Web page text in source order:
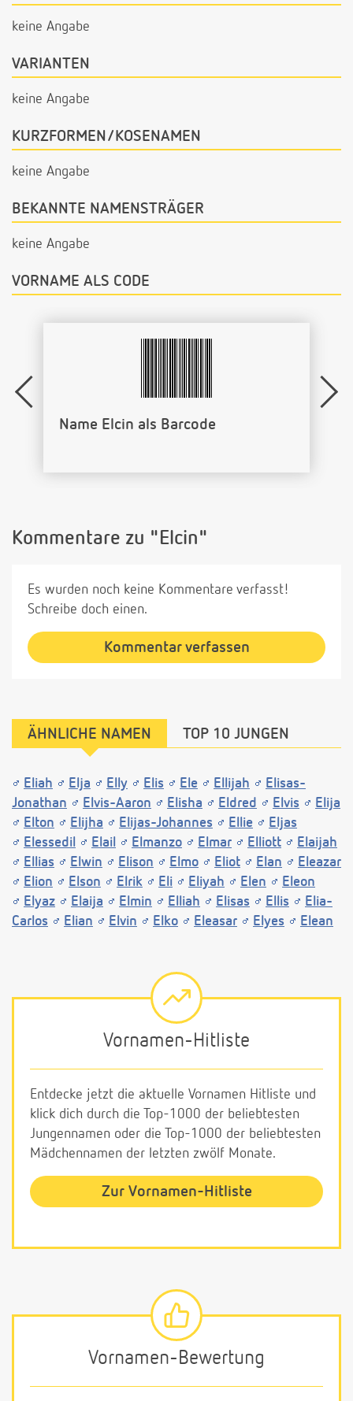
keine Angabe
VARIANTEN
keine Angabe
KURZFORMEN/KOSENAMEN
keine Angabe
BEKANNTE NAMENSTRÄGER
keine Angabe
VORNAME ALS CODE
Name Elcin als Barcode
Kommentare zu "Elcin"
Es wurden noch keine Kommentare verfasst!
Schreibe doch einen.
Kommentar verfassen
ÄHNLICHE NAMEN TOP 10 JUNGEN
Eliah Elja Elly Elis Ele Ellijah
Elisas-
Jonathan
Elvis-Aaron Elisha Eldred Elvis
Elija
Elton
Elijha Elijas-Johannes Ellie
Eljas
Elessedil
Elail Elmanzo Elmar Elliott
Elaijah
Ellias
Elwin Elison Elmo Eliot Elan
Eleazar
Elion
Elson Elrik Eli Eliyah Elen
Eleon
Elyaz
Elaija Elmin Elliah Elisas Ellis
Elia-
Carlos
Elian Elvin Elko Eleasar Elyes Elean
Vornamen-Hitliste
Entdecke jetzt die aktuelle Vornamen Hitliste und
klick dich durch die Top-1000 der beliebtesten
Jungennamen oder die Top-1000 der beliebtesten
Mädchennamen der letzten zwölf Monate.
Zur Vornamen-Hitliste
Vornamen-Bewertung